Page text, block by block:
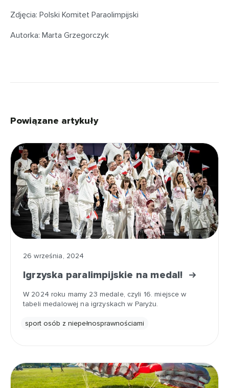
Zdjęcia: Polski Komitet Paraolimpijski
Autorka: Marta Grzegorczyk
Powiązane artykuły
26 września, 2024
Igrzyska paralimpijskie na medal!
W 2024 roku mamy 23 medale, czyli 16. miejsce w
tabeli medalowej na igrzyskach w Paryżu.
sport osób z niepełnosprawnościami